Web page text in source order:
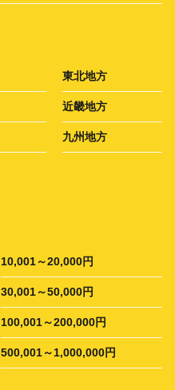
東北地方
近畿地方
九州地方
10,001～20,000円
30,001～50,000円
100,001～200,000円
500,001～1,000,000円